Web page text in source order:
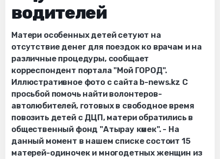
водителей
Матери особенных детей сетуют на
отсутствие денег для поездок ко врачам и на
различные процедуры, сообщает
корреспондент портала "Мой ГОРОД".
Иллюстративное фото с сайта b-news.kz С
просьбой помочь найти волонтеров-
автолюбителей, готовых в свободное время
повозить детей с ДЦП, матери обратились в
общественный фонд "Атырау көмек". - На
данный момент в нашем списке состоит 15
матерей-одиночек и многодетных женщин из